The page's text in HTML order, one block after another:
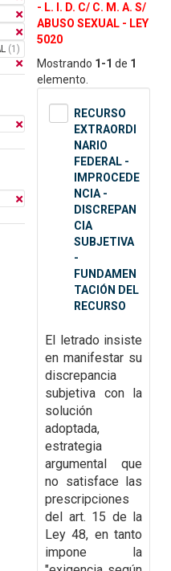
(1)
- L. I. D. C/ C. M. A. S/
ABUSO SEXUAL - LEY
5020
Mostrando 1-1 de 1
elemento.
RECURSO
EXTRAORDI
NARIO
FEDERAL -
IMPROCEDE
NCIA -
DISCREPAN
CIA
SUBJETIVA
-
FUNDAMEN
TACIÓN DEL
RECURSO
El letrado insiste
en manifestar su
discrepancia
subjetiva con la
solución
adoptada,
estrategia
argumental que
no satisface las
prescripciones
del art. 15 de la
Ley 48, en tanto
impone la